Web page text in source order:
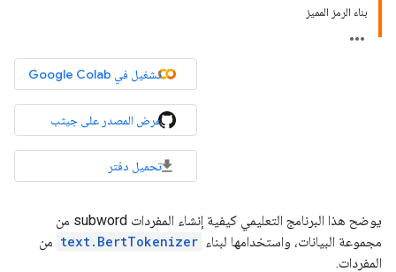
بناء الرمز المميز
تشغيل في Google Colab
عرض المصدر على جيثب
تحميل دفتر
يوضح هذا البرنامج التعليمي كيفية إنشاء المفردات subword من
مجموعة البيانات، واستخدامها لبناء text.BertTokenizer من
المفردات.